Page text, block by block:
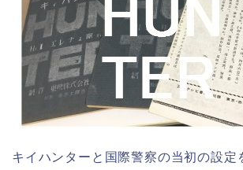
キイハンターと国際警察の当初の設定